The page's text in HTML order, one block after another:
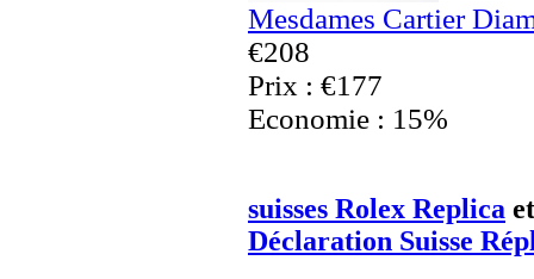
Mesdames Cartier
€208
Prix : €177
Economie : 15%
suisses Rolex Replica
Déclaration Suisse